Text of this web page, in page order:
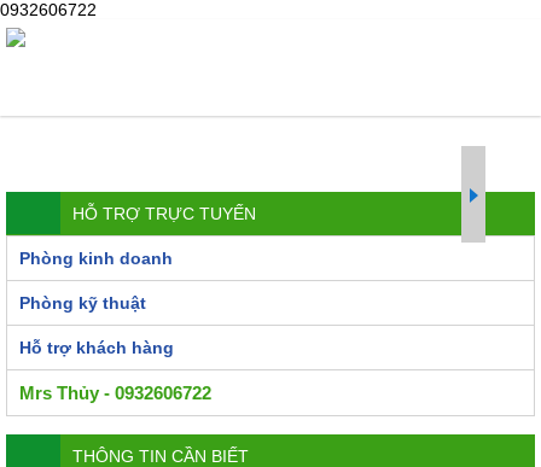
0932606722
HỖ TRỢ TRỰC TUYẾN
Phòng kinh doanh
Phòng kỹ thuật
Hỗ trợ khách hàng
Mrs Thủy - 0932606722
THÔNG TIN CẦN BIẾT